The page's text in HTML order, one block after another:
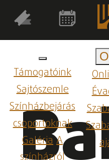
Támogatóink
Sajtószemle
Színházbejárás
csoportoknak
GalériaA